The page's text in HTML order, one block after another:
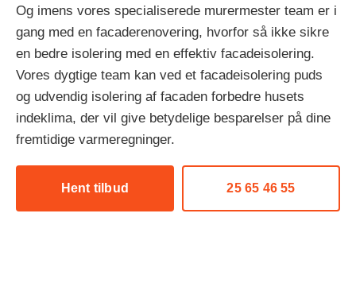
Og imens vores specialiserede murermester team er i
gang med en facaderenovering, hvorfor så ikke sikre
en bedre isolering med en effektiv facadeisolering.
Vores dygtige team kan ved et facadeisolering puds
og udvendig isolering af facaden forbedre husets
indeklima, der vil give betydelige besparelser på dine
fremtidige varmeregninger.
Hent tilbud 25 65 46 55